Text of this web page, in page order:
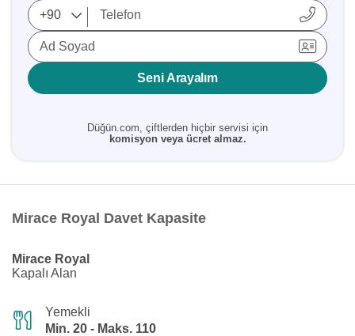
Ad Soyad
Seni Arayalım
Düğün.com, çiftlerden hiçbir servisi için
komisyon veya ücret almaz.
Mirace Royal Davet Kapasite
Mirace Royal
Kapalı Alan
Yemekli
Min. 20 - Maks. 110